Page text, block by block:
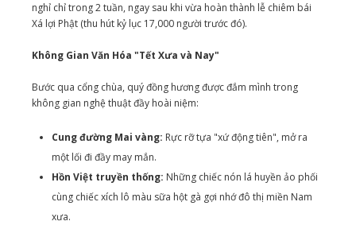
nghỉ chỉ trong 2 tuần, ngay sau khi vừa hoàn thành lễ chiêm bái
Xá lợi Phật (thu hút kỷ lục 17,000 người trước đó).
Không Gian Văn Hóa "Tết Xưa và Nay"
Bước qua cổng chùa, quý đồng hương được đắm mình trong
không gian nghệ thuật đầy hoài niệm:
Cung đường Mai vàng: Rực rỡ tựa "xứ động tiên", mở ra
một lối đi đầy may mắn.
Hồn Việt truyền thống: Những chiếc nón lá huyền ảo phối
cùng chiếc xích lô màu sữa hột gà gợi nhớ đô thị miền Nam
xưa.